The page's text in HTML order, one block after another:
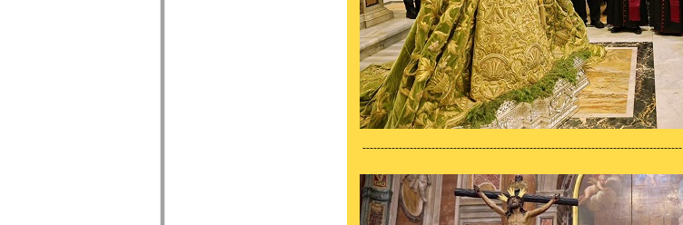
----------------------------------------------------------------------------------------